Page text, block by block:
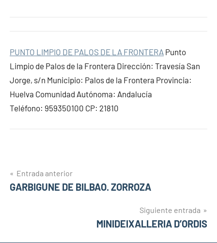
PUNTO LIMPIO DE PALOS DE LA FRONTERA Punto
Limpio de Palos de la Frontera Dirección: Travesía San
Jorge, s/n Municipio: Palos de la Frontera Provincia:
Huelva Comunidad Autónoma: Andalucía
Teléfono: 959350100 CP: 21810
Navegación
de
Entrada anterior
GARBIGUNE DE BILBAO. ZORROZA
Siguiente entrada
MINIDEIXALLERIA D’ORDIS